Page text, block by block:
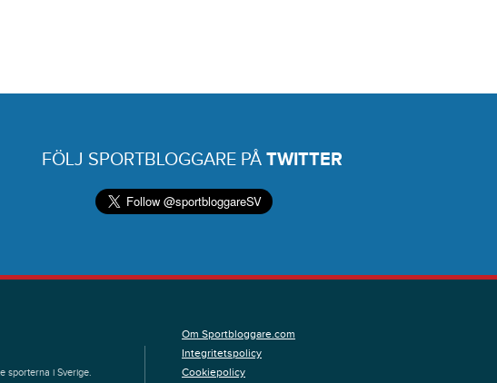
FÖLJ SPORTBLOGGARE PÅ TWITTER
sporterna i Sverige.
Om Sportbloggare.com
Integritetspolicy
Cookiepolicy